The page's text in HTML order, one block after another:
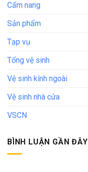
Cẩm nang
Sản phẩm
Tạp vụ
Tổng vệ sinh
Vệ sinh kính ngoài
Vệ sinh nhà cửa
VSCN
BÌNH LUẬN GẦN ĐÂY